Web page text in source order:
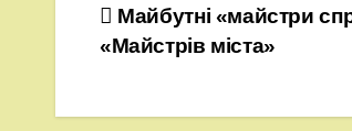
Навігація
записів
Майбутні «майстри
«Майстрів міста»